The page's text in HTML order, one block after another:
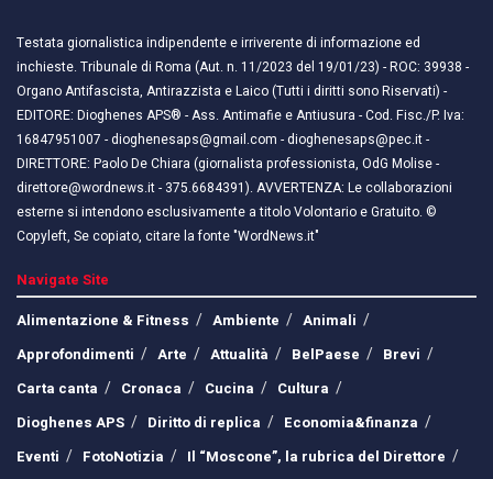
Testata giornalistica indipendente e irriverente di informazione ed
inchieste. Tribunale di Roma (Aut. n. 11/2023 del 19/01/23) - ROC: 39938 -
Organo Antifascista, Antirazzista e Laico (Tutti i diritti sono Riservati) -
EDITORE: Dioghenes APS® - Ass. Antimafie e Antiusura - Cod. Fisc./P. Iva:
16847951007 - dioghenesaps@gmail.com - dioghenesaps@pec.it - ​​
DIRETTORE: Paolo De Chiara (giornalista professionista, OdG Molise -
direttore@wordnews.it - ​​375.6684391). AVVERTENZA: Le collaborazioni
esterne si intendono esclusivamente a titolo Volontario e Gratuito. ©
Copyleft, Se copiato, citare la fonte "WordNews.it"
Navigate Site
Alimentazione & Fitness
Ambiente
Animali
Approfondimenti
Arte Attualità BelPaese
Brevi
Carta canta
Cronaca Cucina
Cultura
Dioghenes APS
Diritto di replica
Economia&finanza
Eventi
FotoNotizia
Il “Moscone”, la rubrica del Direttore